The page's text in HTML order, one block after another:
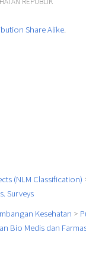
Share Alike.
(NLM Classification)
Surveys
Kesehatan >
Bio Medis dan